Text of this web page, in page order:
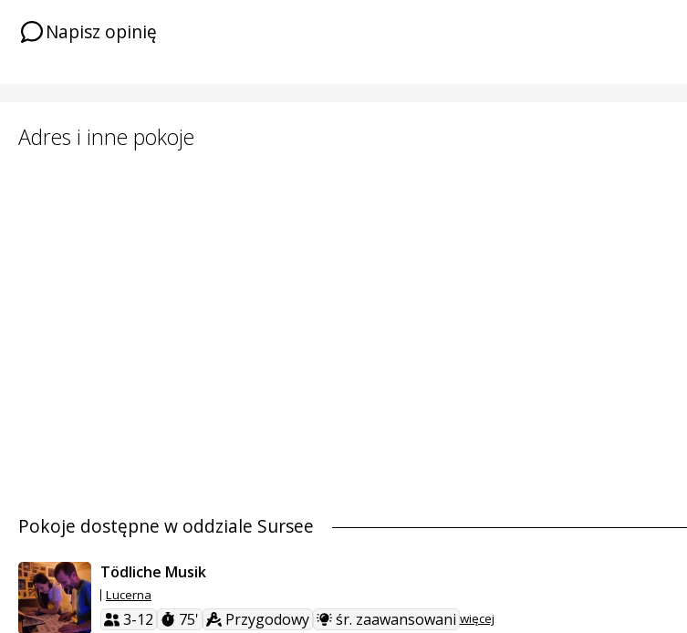
Napisz opinię
Adres i inne pokoje
Pokoje dostępne w oddziale Sursee
Tödliche Musik
Lucerna
3-12 75' Przygodowy śr. zaawansowani więcej